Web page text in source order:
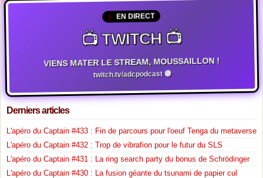
EN DIRECT
📺 TWITCH 📺
VIENS MATER LE STREAM, MOUSSAILLON !
twitch.tv/adcpodcast 🟣
Derniers articles
L'apéro du Captain #433 : Fin de parcours pour l'oeuf Tenga du metaverse
L'apéro du Captain #432 : Trop de vibrafion pour le futur du SLS
L'apéro du Captain #431 : La ring search party du bonus de Schrödinger
L'apéro du Captain #430 : La fusion géante du tsunami de papier cul